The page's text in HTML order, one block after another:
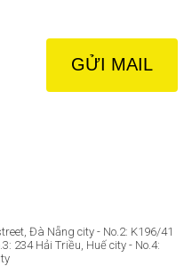
Đà Nẵng city - No.2: K196/41
234 Hải Triều, Huế city - No.4: